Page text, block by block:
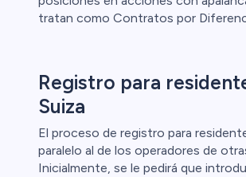
tratan como Contratos por
Registro para
Suiza
El proceso de registro para
paralelo al de los operadores de
Inicialmente, se le pedirá que